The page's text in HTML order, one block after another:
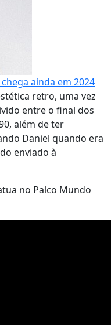
ainda em 2024
retro, uma vez
entre o final dos
além de ter
Daniel quando era
enviado à
no Palco Mundo